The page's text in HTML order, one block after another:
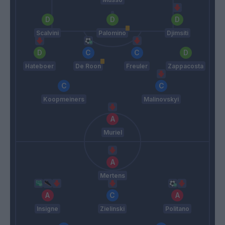
Scalvini Palomino Djimsiti
Hateboer De Roon Freuler Zappacosta
Koopmeiners Malinovskyi
Muriel
Mertens
Insigne Zielinski Politano